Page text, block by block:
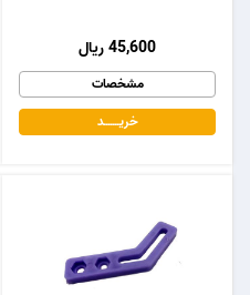
45,600 ریال
مشخصات
خریـــــــد